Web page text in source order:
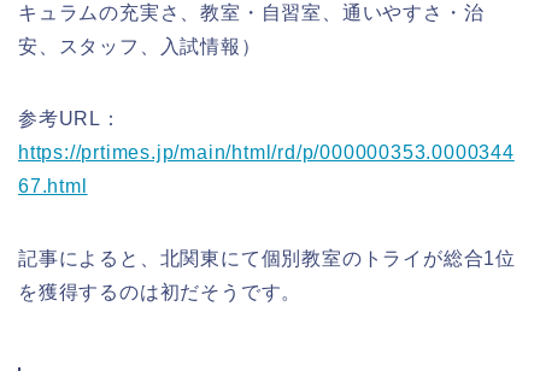
キュラムの充実さ、教室・自習室、通いやすさ・治
安、スタッフ、入試情報）
参考URL：
https://prtimes.jp/main/html/rd/p/000000353.0000344
67.html
記事によると、北関東にて個別教室のトライが総合1位
を獲得するのは初だそうです。